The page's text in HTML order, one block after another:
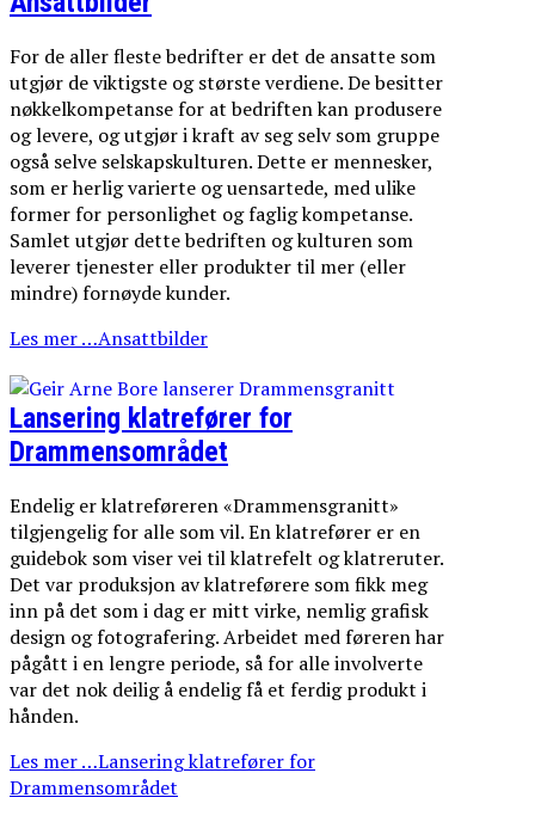
For de aller fleste bedrifter er det de ansatte som
utgjør de viktigste og største verdiene. De besitter
nøkkelkompetanse for at bedriften kan produsere
og levere, og utgjør i kraft av seg selv som gruppe
også selve selskapskulturen. Dette er mennesker,
som er herlig varierte og uensartede, med ulike
former for personlighet og faglig kompetanse.
Samlet utgjør dette bedriften og kulturen som
leverer tjenester eller produkter til mer (eller
mindre) fornøyde kunder.
Les mer …Ansattbilder
Lansering klatrefører for
Drammensområdet
Endelig er klatreføreren «Drammensgranitt»
tilgjengelig for alle som vil. En klatrefører er en
guidebok som viser vei til klatrefelt og klatreruter.
Det var produksjon av klatreførere som fikk meg
inn på det som i dag er mitt virke, nemlig grafisk
design og fotografering. Arbeidet med føreren har
pågått i en lengre periode, så for alle involverte
var det nok deilig å endelig få et ferdig produkt i
hånden.
Les mer …Lansering klatrefører for
Drammensområdet